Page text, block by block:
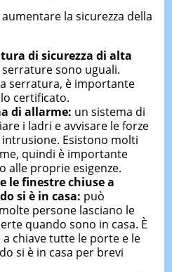
la sicurezza della
di sicurezza di alta
sono uguali.
serratura, è importante
certificato.
di allarme: un sistema di
i ladri e avvisare le forze
intrusione. Esistono molti
quindi è importante
alle proprie esigenze.
le finestre chiuse a
si è in casa: può
persone lasciano le
quando sono in casa. È
chiave tutte le porte e le
si è in casa per brevi